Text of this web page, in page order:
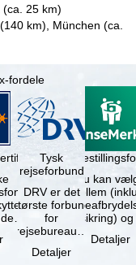
25 km)
km), München (ca.
fordele
Tysk
rejseforbund
DRV er det
største forbund
for
rejsebureauer
rejsearrangører
Detaljer
Du kan
mellem (inklusiv
Detaljer